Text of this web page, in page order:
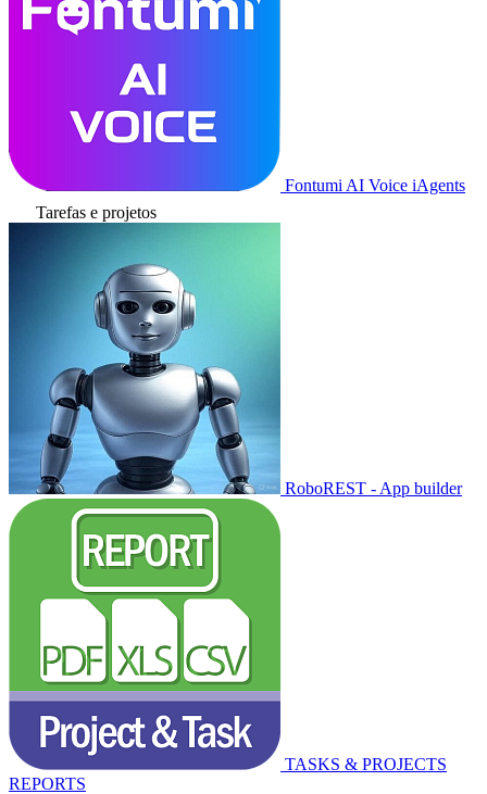
Fontumi AI Voice iAgents
Tarefas e projetos
RoboREST - App builder
TASKS & PROJECTS
REPORTS